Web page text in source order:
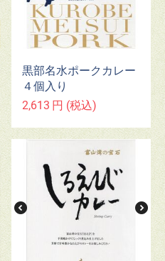
黒部名水ポークカレー
４個入り
2,613 円 (税込)